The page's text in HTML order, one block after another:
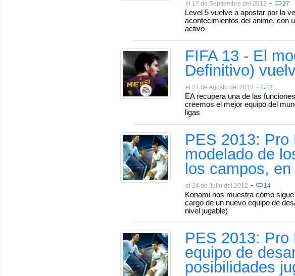
el 17 de Septiembre del 2012 - 27
Level 5 vuelve a apostar por la
acontecimientos del anime, con
activo
FIFA 13 - El
Definitivo)
el 27 de Agosto del 2012 - 2
EA recupera una de las
creemos el mejor equipo del
ligas
PES 2013: Pro
modelado de
los campos,
el 24 de Julio del 2012 - 14
Konami nos muestra cómo
cargo de un nuevo equipo de
nivel jugable)
PES 2013:
equipo de
posibilidades